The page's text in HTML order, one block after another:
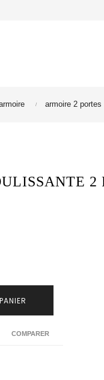
armoire 2 portes
2
COMPARER